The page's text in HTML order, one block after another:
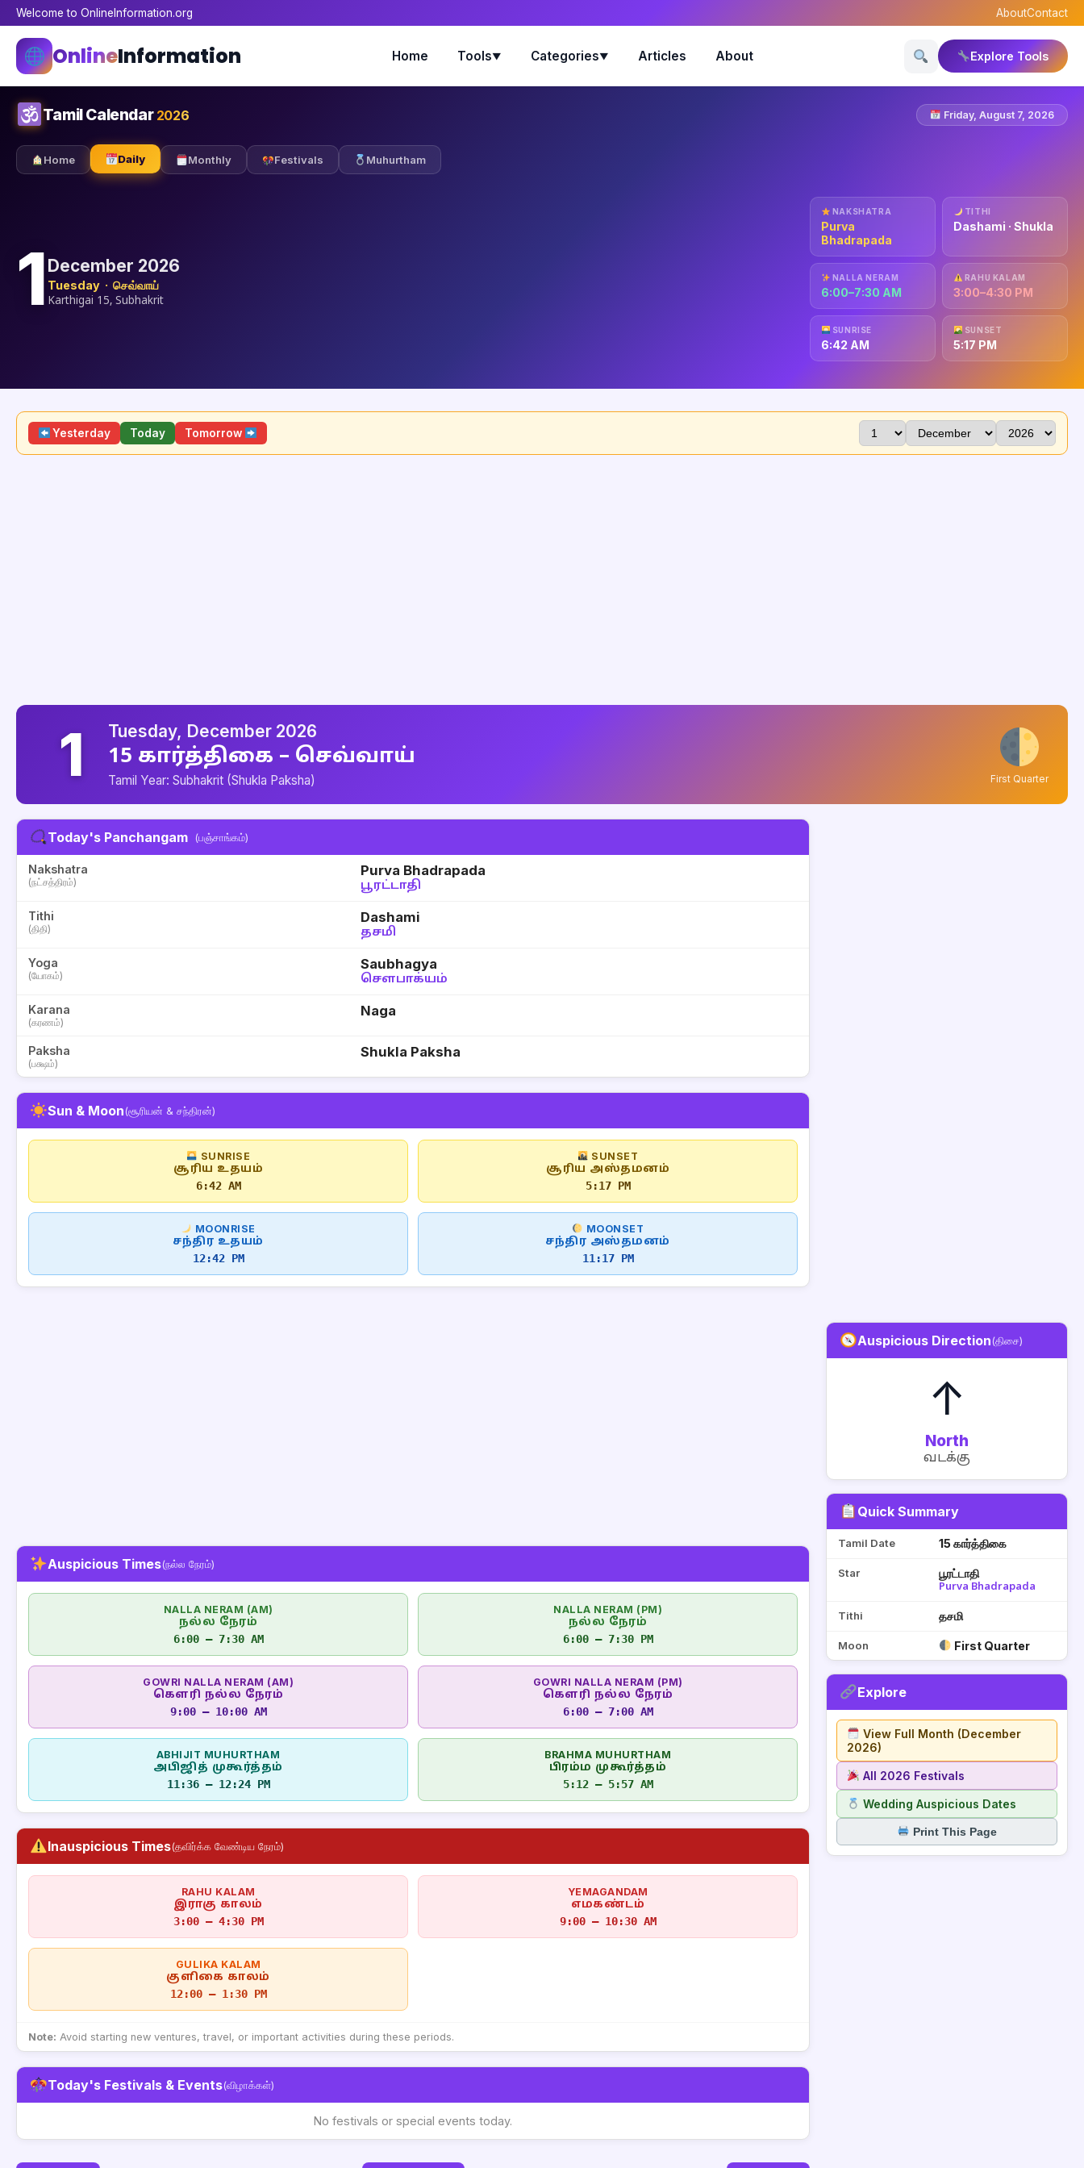
Welcome to OnlineInformation.org AboutContact
OnlineInformation Home Tools▼ Categories▼ Articles About Explore Tools
Tamil Calendar 2026 Friday, August 7, 2026
Home Daily Monthly Festivals Muhurtham
1 December 2026
Tuesday · செவ்வாய்
Karthigai 15, Subhakrit
NAKSHATRA
Purva
Bhadrapada
TITHI
Dashami · Shukla
NALLA NERAM
6:00–7:30 AM
RAHU KALAM
3:00–4:30 PM
SUNRISE
6:42 AM
SUNSET
5:17 PM
Yesterday Today Tomorrow
1 Tuesday, December 2026
15 கார்த்திகை – செவ்வாய்
Tamil Year: Subhakrit (Shukla Paksha) First Quarter
Today's Panchangam (பஞ்சாங்கம்)
Nakshatra
(நட்சத்திரம்)
Purva Bhadrapada
பூரட்டாதி
Tithi
(திதி)
Dashami
தசமி
Yoga
(யோகம்)
Saubhagya
சௌபாக்யம்
Karana
(கரணம்)
Naga
Paksha
(பக்ஷம்)
Shukla Paksha
Sun & Moon(சூரியன் & சந்திரன்)
SUNRISE
சூரிய உதயம்
6:42 AM
SUNSET
சூரிய அஸ்தமனம்
5:17 PM
MOONRISE
சந்திர உதயம்
12:42 PM
MOONSET
சந்திர அஸ்தமனம்
11:17 PM
Auspicious Times(நல்ல நேரம்)
NALLA NERAM (AM)
நல்ல நேரம்
6:00 – 7:30 AM
NALLA NERAM (PM)
நல்ல நேரம்
6:00 – 7:30 PM
GOWRI NALLA NERAM (AM)
கௌரி நல்ல நேரம்
9:00 – 10:00 AM
GOWRI NALLA NERAM (PM)
கௌரி நல்ல நேரம்
6:00 – 7:00 AM
ABHIJIT MUHURTHAM
அபிஜித் முகூர்த்தம்
11:36 – 12:24 PM
BRAHMA MUHURTHAM
பிரம்ம முகூர்த்தம்
5:12 – 5:57 AM
Inauspicious Times(தவிர்க்க வேண்டிய நேரம்)
RAHU KALAM
இராகு காலம்
3:00 – 4:30 PM
YEMAGANDAM
எமகண்டம்
9:00 – 10:30 AM
GULIKA KALAM
குளிகை காலம்
12:00 – 1:30 PM
Note: Avoid starting new ventures, travel, or important activities during these periods.
Today's Festivals & Events(விழாக்கள்)
No festivals or special events today.
Auspicious Direction(திசை)
↑
North
வடக்கு
Quick Summary
Tamil Date 15 கார்த்திகை
Star பூரட்டாதி
Purva Bhadrapada
Tithi தசமி
Moon First Quarter
Explore
View Full Month (December
2026)
All 2026 Festivals
Wedding Auspicious Dates
Print This Page